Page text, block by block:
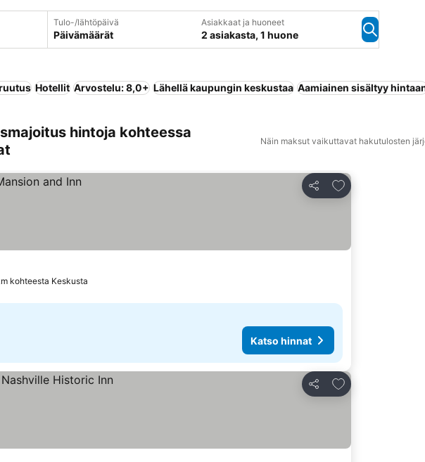
Tulo-/lähtöpäivä
Päivämäärät
Asiakkaat ja huoneet
2 asiakasta, 1 huone
Hotellit Arvostelu: 8,0+ Lähellä kaupungin keskustaa Aamiainen sisältyy
hintoja kohteessa
Näin maksut vaikuttavat hakutulosten
Jaa
Lisää suosikkeihin
kohteesta Keskusta
Katso hinnat
Jaa
Lisää suosikkeihin